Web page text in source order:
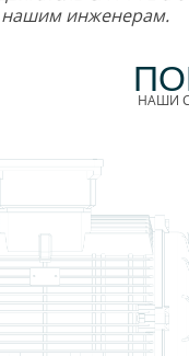
нашим инженерам.
НАШИ